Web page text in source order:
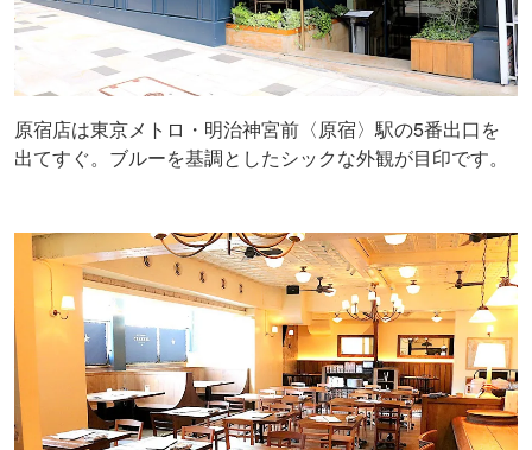
原宿店は東京メトロ・明治神宮前〈原宿〉駅の5番出口を
出てすぐ。ブルーを基調としたシックな外観が目印です。